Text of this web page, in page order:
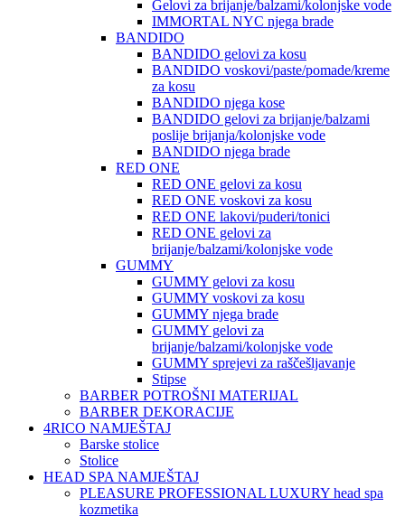
Gelovi za brijanje/balzami/kolonjske vode
IMMORTAL NYC njega brade
BANDIDO
BANDIDO gelovi za kosu
BANDIDO voskovi/paste/pomade/kreme
za kosu
BANDIDO njega kose
BANDIDO gelovi za brijanje/balzami
poslije brijanja/kolonjske vode
BANDIDO njega brade
RED ONE
RED ONE gelovi za kosu
RED ONE voskovi za kosu
RED ONE lakovi/puderi/tonici
RED ONE gelovi za
brijanje/balzami/kolonjske vode
GUMMY
GUMMY gelovi za kosu
GUMMY voskovi za kosu
GUMMY njega brade
GUMMY gelovi za
brijanje/balzami/kolonjske vode
GUMMY sprejevi za raščešljavanje
Stipse
BARBER POTROŠNI MATERIJAL
BARBER DEKORACIJE
4RICO NAMJEŠTAJ
Barske stolice
Stolice
HEAD SPA NAMJEŠTAJ
PLEASURE PROFESSIONAL LUXURY head spa
kozmetika